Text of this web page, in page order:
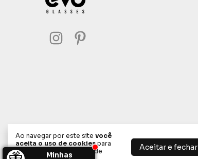
Ao navegar por este site você
aceita o uso de cookiespara
agilizar a sua experiência de
Aceitar e fechar
EVO Glasses
Minhas